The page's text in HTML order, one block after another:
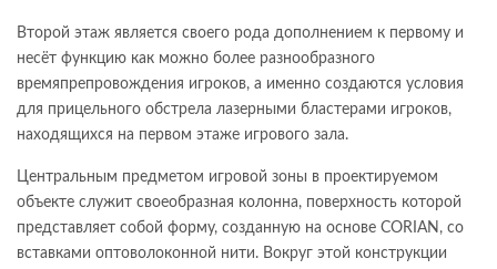
Второй этаж является своего рода дополнением к первому и
несёт функцию как можно более разнообразного
времяпрепровождения игроков, а именно создаются условия
для прицельного обстрела лазерными бластерами игроков,
находящихся на первом этаже игрового зала.
Центральным предметом игровой зоны в проектируемом
объекте служит своеобразная колонна, поверхность которой
представляет собой форму, созданную на основе CORIAN, со
вставками оптоволоконной нити. Вокруг этой конструкции